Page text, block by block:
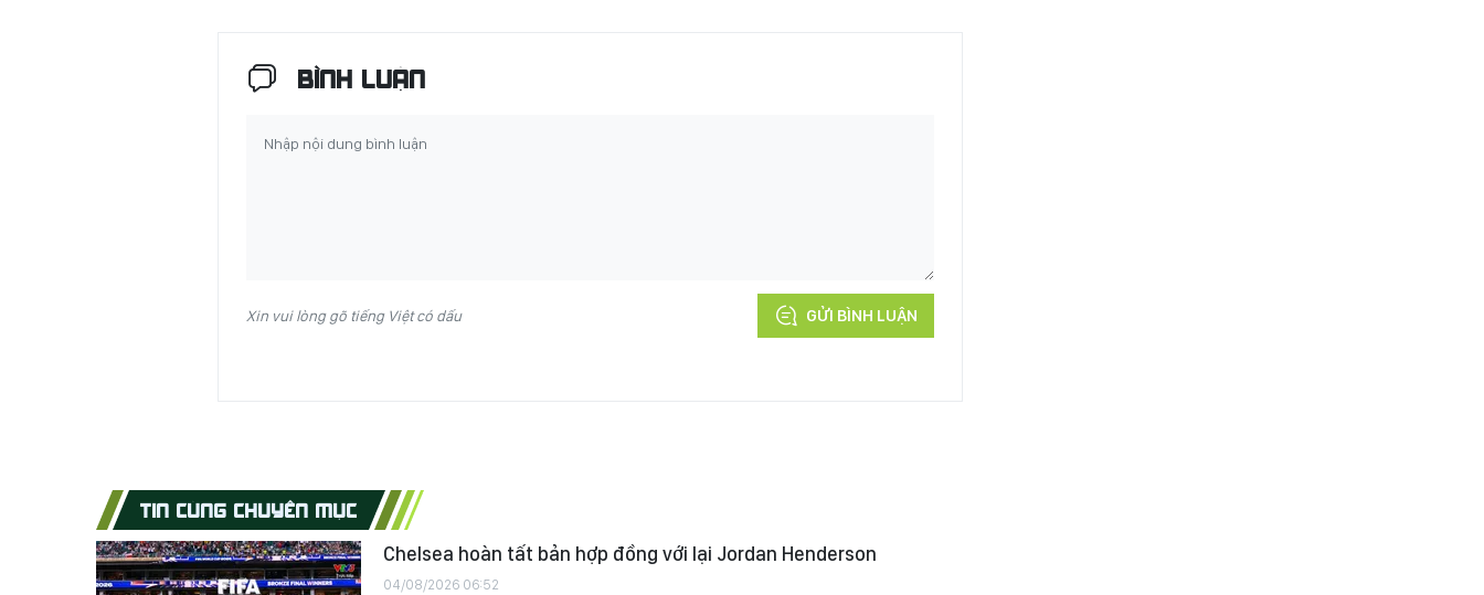
BÌNH LUẬN
Xin vui lòng gõ tiếng Việt có dấu GỬI BÌNH LUẬN
TIN CÙNG CHUYÊN MỤC
Chelsea hoàn tất bản hợp đồng với lại Jordan Henderson
04/08/2026 06:52